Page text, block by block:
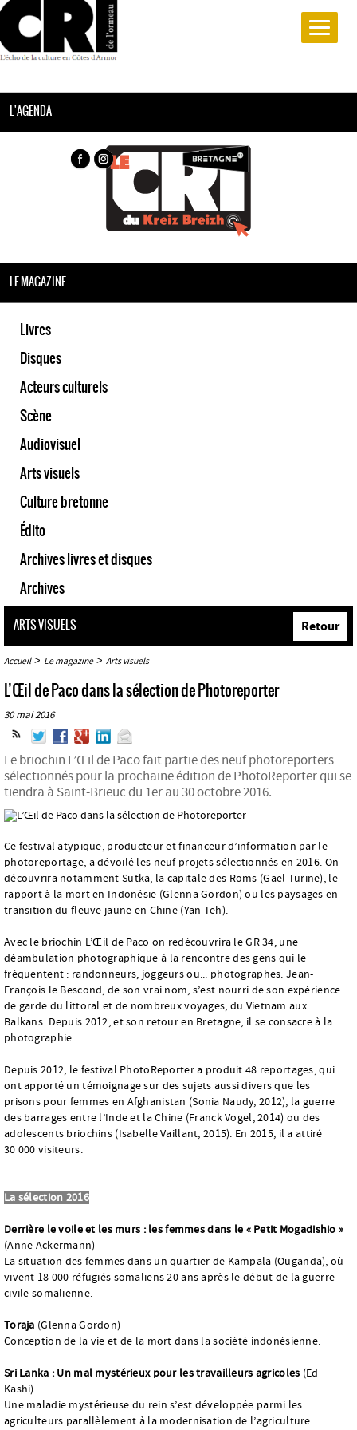
L'AGENDA
LE MAGAZINE
Livres
Disques
Acteurs culturels
Scène
Audiovisuel
Arts visuels
Culture bretonne
Édito
Archives livres et disques
Archives
ARTS VISUELS
Accueil> Le magazine> Arts visuels
Retour
L’Œil de Paco dans la sélection de Photoreporter
30 mai 2016
Le briochin L’Œil de Paco fait partie des neuf photoreporters
sélectionnés pour la prochaine édition de PhotoReporter qui se
tiendra à Saint-Brieuc du 1er au 30 octobre 2016.
Ce festival atypique, producteur et financeur d’information par le
photoreportage, a dévoilé les neuf projets sélectionnés en 2016. On
découvrira notamment Sutka, la capitale des Roms (Gaël Turine), le
rapport à la mort en Indonésie (Glenna Gordon) ou les paysages en
transition du fleuve jaune en Chine (Yan Teh).
Avec le briochin L’Œil de Paco on redécouvrira le GR 34, une
déambulation photographique à la rencontre des gens qui le
fréquentent : randonneurs, joggeurs ou... photographes. Jean-
François le Bescond, de son vrai nom, s’est nourri de son expérience
de garde du littoral et de nombreux voyages, du Vietnam aux
Balkans. Depuis 2012, et son retour en Bretagne, il se consacre à la
photographie.
Depuis 2012, le festival PhotoReporter a produit 48 reportages, qui
ont apporté un témoignage sur des sujets aussi divers que les
prisons pour femmes en Afghanistan (Sonia Naudy, 2012), la guerre
des barrages entre l’Inde et la Chine (Franck Vogel, 2014) ou des
adolescents briochins (Isabelle Vaillant, 2015). En 2015, il a attiré
30 000 visiteurs.
La sélection 2016
Derrière le voile et les murs : les femmes dans le « Petit Mogadishio »
(Anne Ackermann)
La situation des femmes dans un quartier de Kampala (Ouganda), où
vivent 18 000 réfugiés somaliens 20 ans après le début de la guerre
civile somalienne.
Toraja (Glenna Gordon)
Conception de la vie et de la mort dans la société indonésienne.
Sri Lanka : Un mal mystérieux pour les travailleurs agricoles (Ed
Kashi)
Une maladie mystérieuse du rein s’est développée parmi les
agriculteurs parallèlement à la modernisation de l’agriculture.